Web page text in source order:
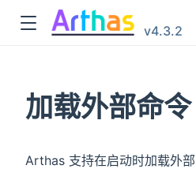
v4.3.2
加载外部命令
Arthas 支持在启动时加载外